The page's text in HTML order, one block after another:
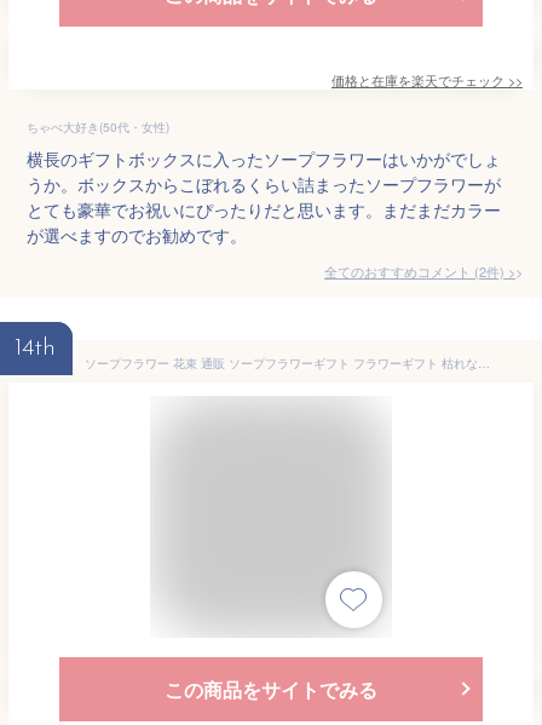
価格と在庫を楽天でチェック >>
ちゃぺ大好き(50代・女性)
横長のギフトボックスに入ったソープフラワーはいかがでしょ
うか。ボックスからこぼれるくらい詰まったソープフラワーが
とても豪華でお祝いにぴったりだと思います。まだまだカラー
が選べますのでお勧めです。
全てのおすすめコメント (2件) >
14th
ソープフラワー 花束 通販 ソープフラワーギフト フラワーギフト 枯れない 造花 インテリア ブーケ フラワーアレンジメント 花 アレンジメント フラワー アレンジ フレグランスソープフラワー ギフト 贈り物 誕生日 記念日 お祝い 結婚祝い 引っ越し祝い 出産祝い
この商品をサイトでみる